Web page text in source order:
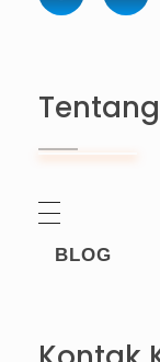
BLOG